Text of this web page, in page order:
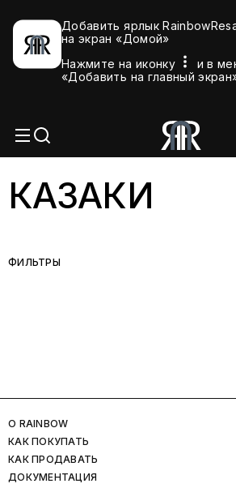
Добавить ярлык
на экран «Домой»
Нажмите на иконку
и в
«Добавить на главный
КАЗАКИ
ФИЛЬТРЫ
O RAINBOW
КАК ПОКУПАТЬ
КАК ПРОДАВАТЬ
ДОКУМЕНТАЦИЯ